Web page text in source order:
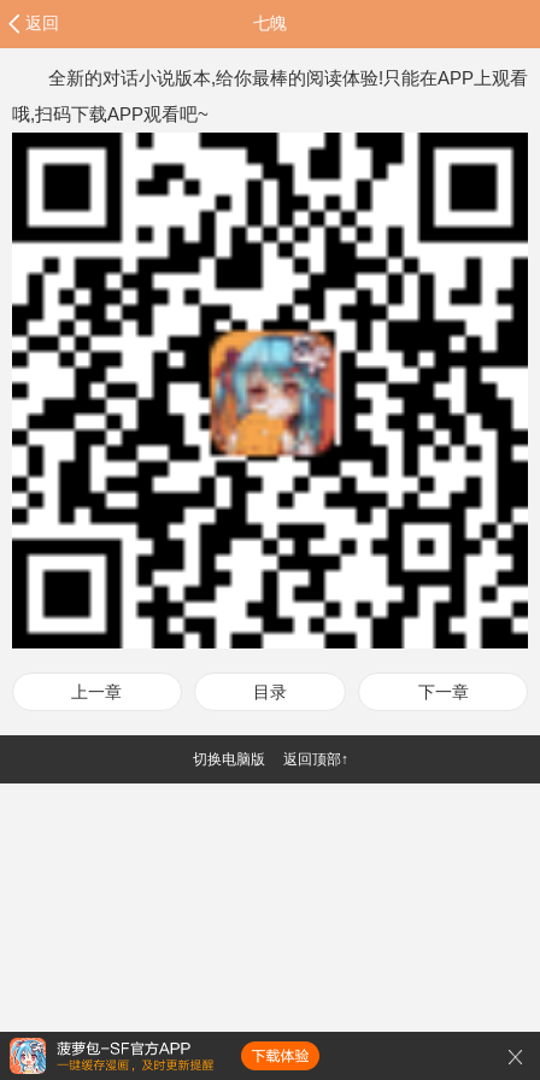
返回 七魄
全新的对话小说版本,给你最棒的阅读体验!只能在APP上观看
哦,扫码下载APP观看吧~
上一章 目录 下一章
切换电脑版 返回顶部↑